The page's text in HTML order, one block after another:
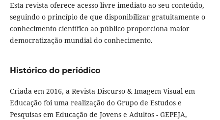
Esta revista oferece acesso livre imediato ao seu conteúdo,
seguindo o princípio de que disponibilizar gratuitamente o
conhecimento científico ao público proporciona maior
democratização mundial do conhecimento.
Histórico do periódico
Criada em 2016, a Revista Discurso & Imagem Visual em
Educação foi uma realização do Grupo de Estudos e
Pesquisas em Educação de Jovens e Adultos - GEPEJA,